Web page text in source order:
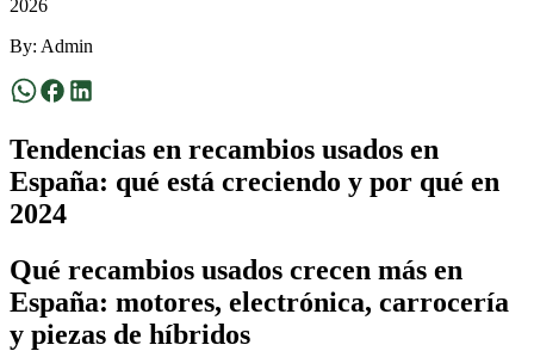
2026
By: Admin
Tendencias en recambios usados en
España: qué está creciendo y por qué en
2024
Qué recambios usados crecen más en
España: motores, electrónica, carrocería
y piezas de híbridos